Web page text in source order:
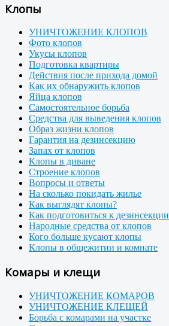
Клопы
УНИЧТОЖЕНИЕ КЛОПОВ
Фото клопов
Укусы клопов
Подготовка квартиры
Действия после прихода домой
Как их обнаружить клопов
Яйца клопов
Самостоятельное борьба
Средства для выведения клопов
Образ жизни клопов
Гарантия на дезинсекцию
Запах от клопов
Клопы в диване
Строение клопов
Вопросы и ответы
На сколько покидать жилье
Как выглядят клопы?
Как подготовиться к дезинсекции
Народные средства от клопов
Кого больше кусают клопы
Клопы в общежитии и комнате
Комары и клещи
УНИЧТОЖЕНИЕ КОМАРОВ
УНИЧТОЖЕНИЕ КЛЕЩЕЙ
Борьба с комарами на участке